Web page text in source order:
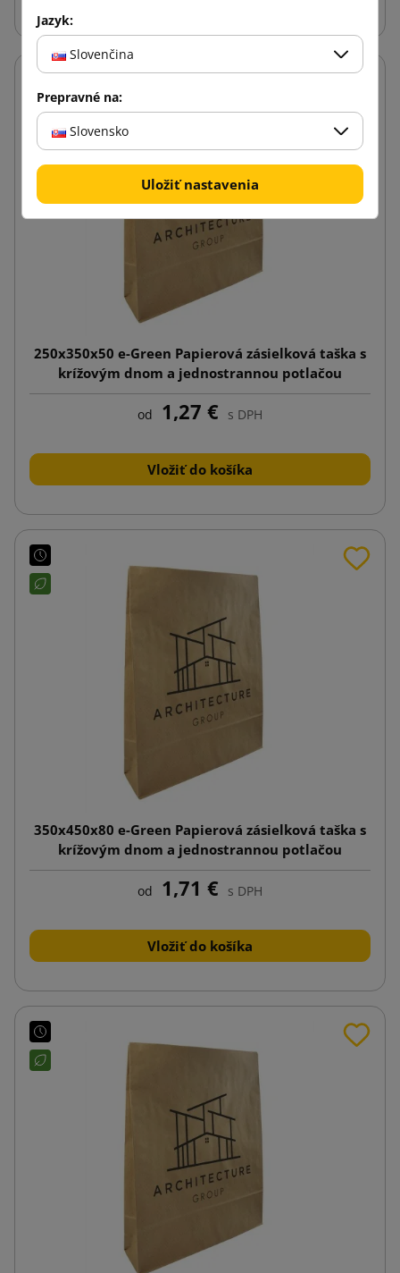
250x350x50 e-Green Papierová zásielková taška s
krížovým dnom a jednostrannou potlačou
od 1,27 € s DPH
Vložiť do košíka
350x450x80 e-Green Papierová zásielková taška s
krížovým dnom a jednostrannou potlačou
od 1,71 € s DPH
Vložiť do košíka
Jazyk:
Slovenčina
Prepravné na:
Slovensko
Uložiť nastavenia